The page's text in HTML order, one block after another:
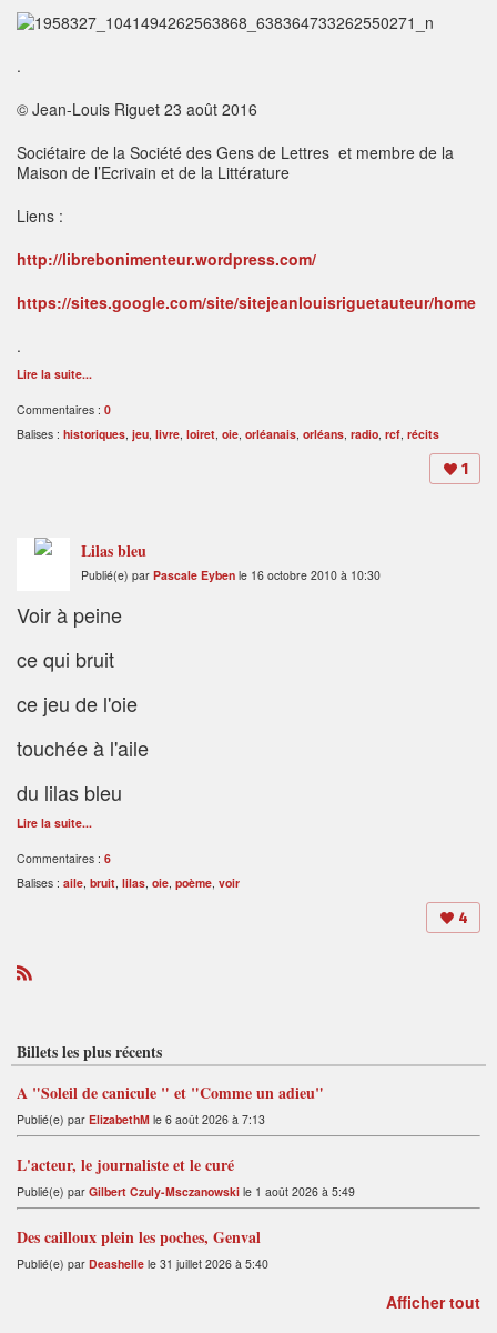
.
© Jean-Louis Riguet 23 août 2016
Sociétaire de la Société des Gens de Lettres et membre de la
Maison de l’Ecrivain et de la Littérature
Liens :
http://librebonimenteur.wordpress.com/
https://sites.google.com/site/sitejeanlouisriguetauteur/home
.
Lire la suite...
Commentaires : 0
Balises : historiques, jeu, livre, loiret, oie, orléanais, orléans, radio, rcf, récits
1
Lilas bleu
Publié(e) par Pascale Eyben le 16 octobre 2010 à 10:30
Voir à peine
ce qui bruit
ce jeu de l'oie
touchée à l'aile
du lilas bleu
Lire la suite...
Commentaires : 6
Balises : aile, bruit, lilas, oie, poème, voir
4
R
Billets les plus récents
A "Soleil de canicule " et "Comme un adieu"
Publié(e) par ElizabethM le 6 août 2026 à 7:13
L'acteur, le journaliste et le curé
Publié(e) par Gilbert Czuly-Msczanowski le 1 août 2026 à 5:49
Des cailloux plein les poches, Genval
Publié(e) par Deashelle le 31 juillet 2026 à 5:40
Afficher tout